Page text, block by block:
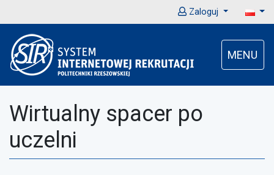
Zaloguj
MENU
Wirtualny spacer po
uczelni